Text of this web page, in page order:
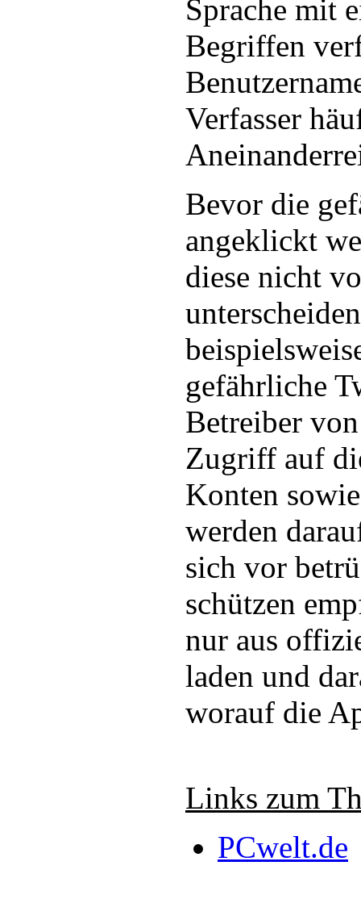
Sprache mit
Begriffen
Verfasser
Bevor die
angeklickt
diese nicht
gefährliche
Betreiber
Zugriff auf
Konten
werden
sich vor
schützen
nur aus
laden und
worauf die
Links zum
PCwelt.de